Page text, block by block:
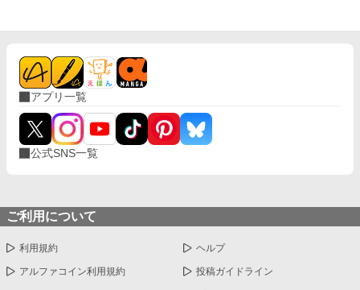
アプリ一覧
公式SNS一覧
ご利用について
利用規約 ヘルプ
アルファコイン利用規約 投稿ガイドライン